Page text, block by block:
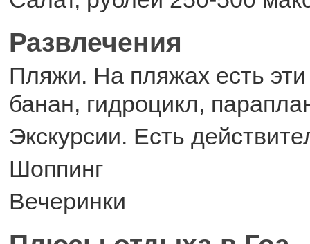
Развлечения
Пляжи. На пляжах есть
банан, гидроцикл,
Экскурсии. Есть
Шоппинг
Вечеринки